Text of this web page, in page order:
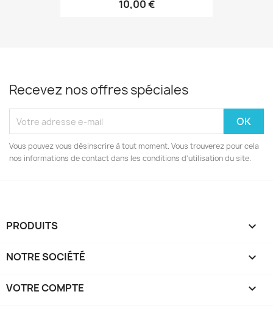
10,00 €
Recevez nos offres spéciales
Vous pouvez vous désinscrire à tout moment. Vous trouverez pour cela
nos informations de contact dans les conditions d'utilisation du site.
PRODUITS 
NOTRE SOCIÉTÉ 
VOTRE COMPTE 